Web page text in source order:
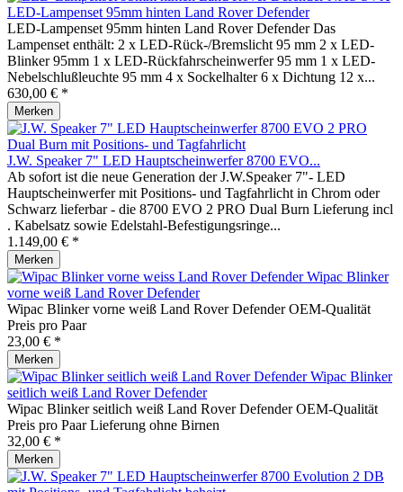
LED-Lampenset 95mm hinten Land Rover Defender
LED-Lampenset 95mm hinten Land Rover Defender Das
Lampenset enthält: 2 x LED-Rück-/Bremslicht 95 mm 2 x LED-
Blinker 95mm 1 x LED-Rückfahrscheinwerfer 95 mm 1 x LED-
Nebelschlußleuchte 95 mm 4 x Sockelhalter 6 x Dichtung 12 x...
630,00 € *
Merken
J.W. Speaker 7" LED Hauptscheinwerfer 8700 EVO...
Ab sofort ist die neue Generation der J.W.Speaker 7"- LED
Hauptscheinwerfer mit Positions- und Tagfahrlicht in Chrom oder
Schwarz lieferbar - die 8700 EVO 2 PRO Dual Burn Lieferung incl
. Kabelsatz sowie Edelstahl-Befestigungsringe...
1.149,00 € *
Merken
Wipac Blinker
vorne weiß Land Rover Defender
Wipac Blinker vorne weiß Land Rover Defender OEM-Qualität
Preis pro Paar
23,00 € *
Merken
Wipac Blinker
seitlich weiß Land Rover Defender
Wipac Blinker seitlich weiß Land Rover Defender OEM-Qualität
Preis pro Paar Lieferung ohne Birnen
32,00 € *
Merken